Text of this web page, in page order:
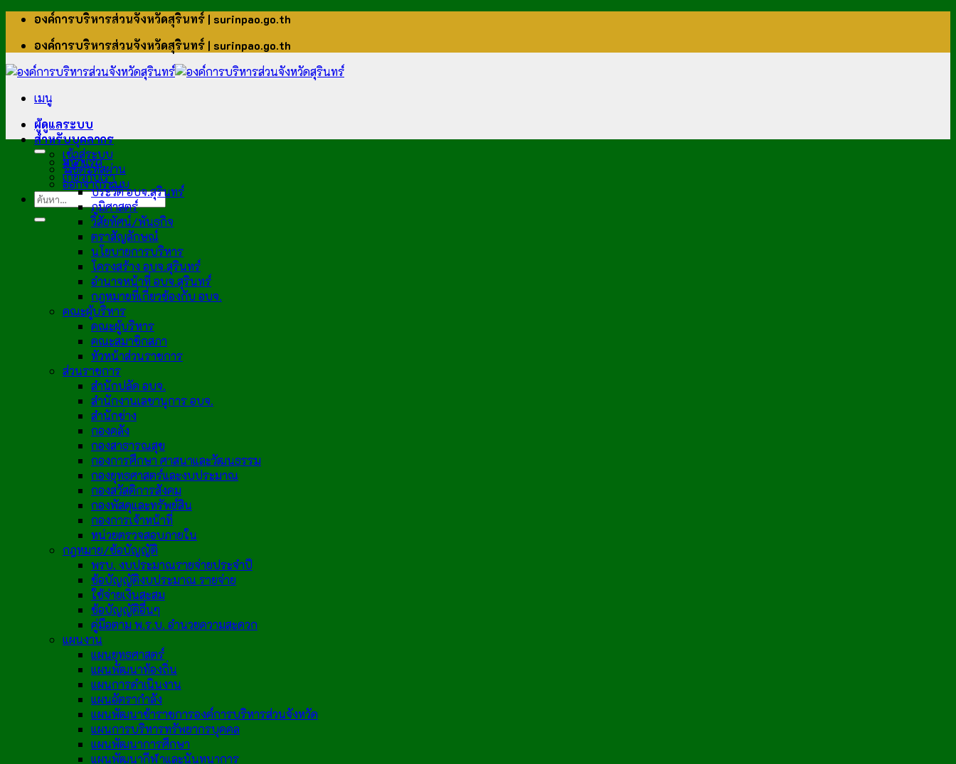
ข้าม
เนื้อหา
องค์การบริหารส่วนจังหวัดสุรินทร์ | surinpao.go.th
องค์การบริหารส่วนจังหวัดสุรินทร์ | surinpao.go.th
เมนู
ผู้ดูแลระบบ
สำหรับบุคลากร
เข้าสู่ระบบ
รีเซ็ตรหัสผ่าน
ออกจากระบบ
หน้าแรก
เกี่ยวกับเรา
ประวัติ อบจ.สุรินทร์
ภูมิศาสตร์
วิสัยทัศน์/พันธกิจ
ตราสัญลักษณ์
นโยบายการบริหาร
โครงสร้าง อบจ.สุรินทร์
อำนาจหน้าที่ อบจ.สุรินทร์
กฎหมายที่เกี่ยวข้องกับ อบจ.
คณะผู้บริหาร
คณะผู้บริหาร
คณะสมาชิกสภา
หัวหน้าส่วนราชการ
ส่วนราชการ
สำนักปลัด อบจ.
สำนักงานเลขานุการ อบจ.
สำนักช่าง
กองคลัง
กองสาธารณสุข
กองการศึกษา ศาสนาและวัฒนธรรม
กองยุทธศาสตร์และงบประมาณ
กองสวัสดิการสังคม
กองพัสดุและทรัพย์สิน
กองการเจ้าหน้าที่
หน่วยตรวจสอบภายใน
กฎหมาย/ข้อบัญญัติ
พรบ. งบประมาณรายจ่ายประจำปี
ข้อบัญญัติงบประมาณ รายจ่าย
ใช้จ่ายเงินสะสม
ข้อบัญญัติอื่นๆ
คู่มือตาม พ.ร.บ. อำนวยความสะดวก
แผนงาน
แผนยุทธศาสตร์
แผนพัฒนาท้องถิ่น
แผนการดำเนินงาน
แผนอัตรากำลัง
แผนพัฒนาข้าราชการองค์การบริหารส่วนจังหวัด
แผนการบริหารทรัพยากรบุคคล
แผนพัฒนาการศึกษา
แผนพัฒนากีฬาและนันทนาการ